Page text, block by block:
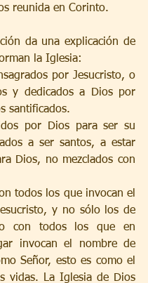
reunida en Corinto.
da una explicación de
la Iglesia:
por Jesucristo, o
y dedicados a Dios por
santificados.
por Dios para ser su
a ser santos, a estar
Dios, no mezclados con
todos los que invocan el
y no sólo los de
con todos los que en
invocan el nombre de
Señor, esto es como el
vidas. La Iglesia de Dios